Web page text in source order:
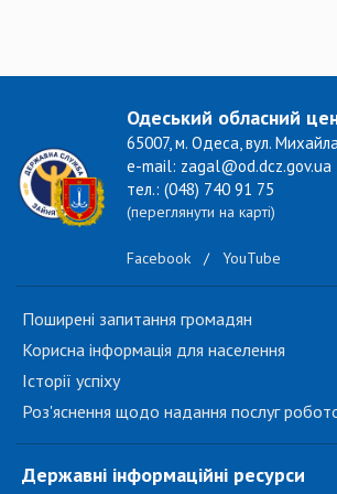
Одеський обласний
65007, м. Одеса, вул.
e-mail: zagal@od.dcz.gov.ua
тел.: (048) 740 91 75
(переглянути на карті)
Facebook / YouTube
Поширені запитання громадян
Корисна інформація для населення
Історії успіху
Роз'яснення щодо надання послуг
Державні інформаційні ресурси